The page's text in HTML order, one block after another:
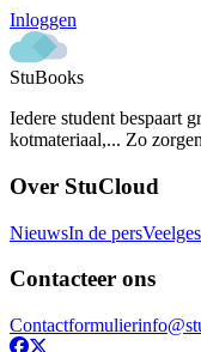
Inloggen
StuBooks
Iedere student bespaart
kotmateriaal,... Zo
Over StuCloud
NieuwsIn de pers
Contacteer ons
Contactformulier